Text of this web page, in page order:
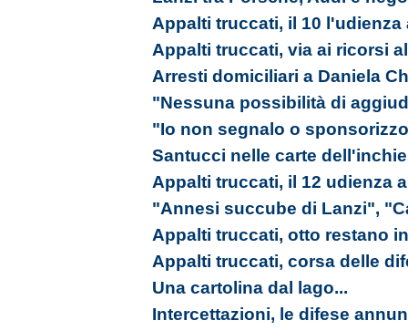
Appalti truccati, il 10 l'udienza
Appalti truccati, via ai ricorsi
Arresti domiciliari a Daniela
"Nessuna possibilità di
"Io non segnalo o
Santucci nelle carte
Appalti truccati, il 12 udienza
"Annesi succube di Lanzi",
Appalti truccati, otto restano
Appalti truccati, corsa delle
Una cartolina dal lago...
Intercettazioni, le difese